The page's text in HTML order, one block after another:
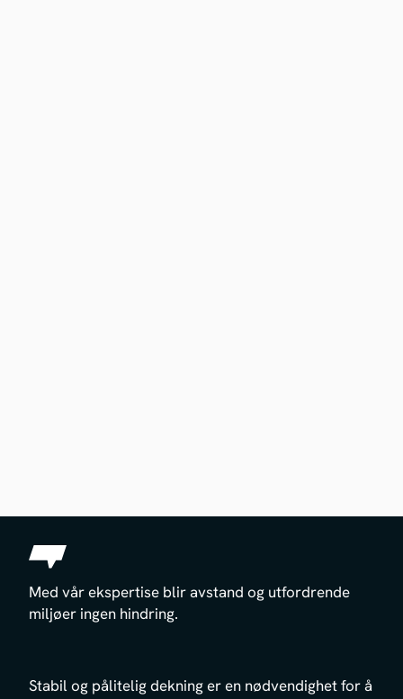
Med vår ekspertise blir avstand og utfordrende
miljøer ingen hindring.
Stabil og pålitelig dekning er en nødvendighet for å